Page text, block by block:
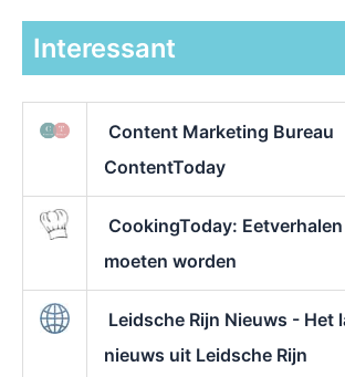
Interessant
Content Marketing Bureau
ContentToday
CookingToday:
moeten worden
Leidsche Rijn Nieuws - Het
nieuws uit Leidsche Rijn